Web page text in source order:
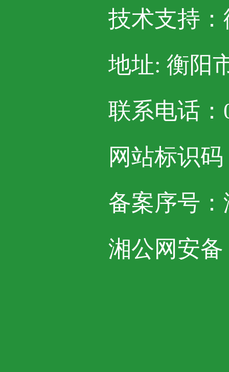
技术支持
地址: 衡阳
联系电话
网站标识码
备案序号：
湘公网安备